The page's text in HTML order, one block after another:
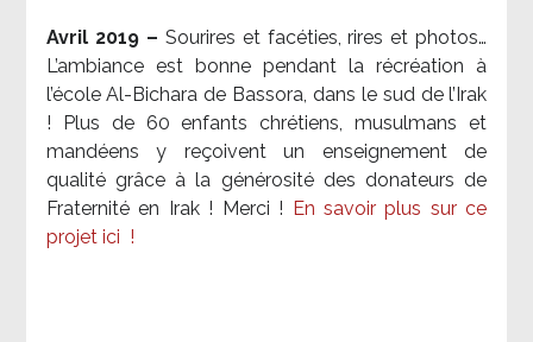
Avril 2019 – Sourires et facéties, rires et photos…
L’ambiance est bonne pendant la récréation à
l’école Al-Bichara de Bassora, dans le sud de l’Irak
! Plus de 60 enfants chrétiens, musulmans et
mandéens y reçoivent un enseignement de
qualité grâce à la générosité des donateurs de
Fraternité en Irak ! Merci !
En savoir plus sur ce
projet ici !